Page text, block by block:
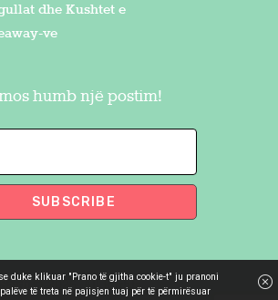
dhe Kushtet e
ve
humb një postim!
© 2026. All Rights
duke klikuar "Prano të gjitha cookie-t" ju pranoni
të treta në pajisjen tuaj për të përmirësuar